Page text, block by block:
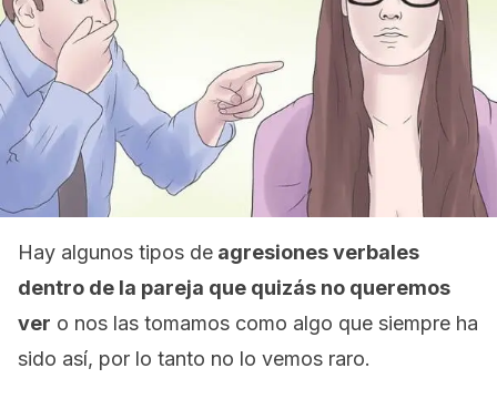
Hay algunos tipos de agresiones verbales
dentro de la pareja que quizás no queremos
ver o nos las tomamos como algo que siempre ha
sido así, por lo tanto no lo vemos raro.